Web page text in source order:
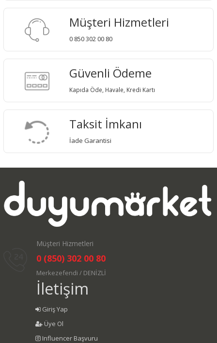
Müşteri Hizmetleri
0 850 302 00 80
Güvenli Ödeme
Kapıda Öde, Havale, Kredi Kartı
Taksit İmkanı
İade Garantisi
Müşteri Hizmetleri
0 (850) 302 00 80
Merkezefendi / DENİZLİ
İletişim
Giriş Yap
Üye Ol
Influencer Başvuru